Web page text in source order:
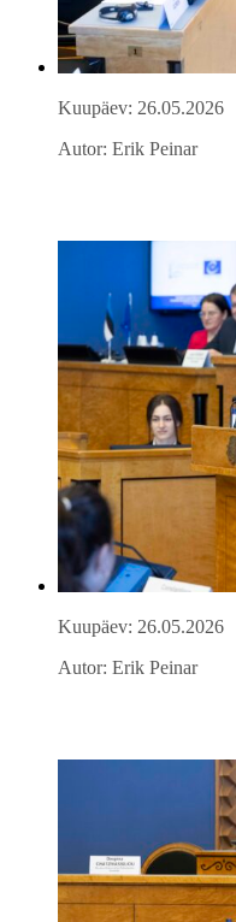
Kuupäev: 26.05.2026
Autor: Erik Peinar
Kuupäev: 26.05.2026
Autor: Erik Peinar